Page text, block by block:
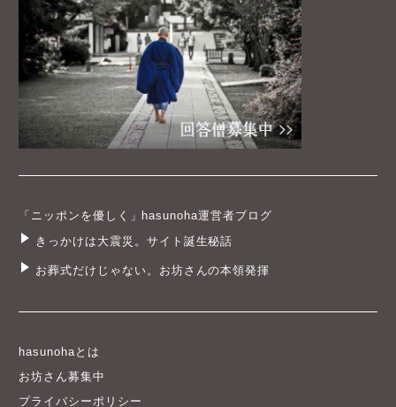
「ニッポンを優しく」hasunoha運営者ブログ
きっかけは大震災。サイト誕生秘話
お葬式だけじゃない。お坊さんの本領発揮
hasunohaとは
お坊さん募集中
プライバシーポリシー